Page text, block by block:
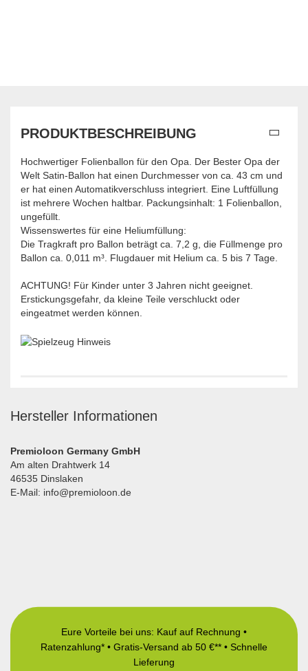
PRODUKTBESCHREIBUNG
Hochwertiger Folienballon für den Opa. Der Bester Opa der
Welt Satin-Ballon hat einen Durchmesser von ca. 43 cm und
er hat einen Automatikverschluss integriert. Eine Luftfüllung
ist mehrere Wochen haltbar. Packungsinhalt: 1 Folienballon,
ungefüllt.
Wissenswertes für eine Heliumfüllung:
Die Tragkraft pro Ballon beträgt ca. 7,2 g, die Füllmenge pro
Ballon ca. 0,011 m³. Flugdauer mit Helium ca. 5 bis 7 Tage.
ACHTUNG! Für Kinder unter 3 Jahren nicht geeignet.
Erstickungsgefahr, da kleine Teile verschluckt oder
eingeatmet werden können.
Hersteller Informationen
Premioloon Germany GmbH
Am alten Drahtwerk 14
46535 Dinslaken
E-Mail: info@premioloon.de
Eure Vorteile bei uns: Kauf auf Rechnung •
Ratenzahlung* • Gratis-Versand ab 50 €** • Schnelle
Lieferung